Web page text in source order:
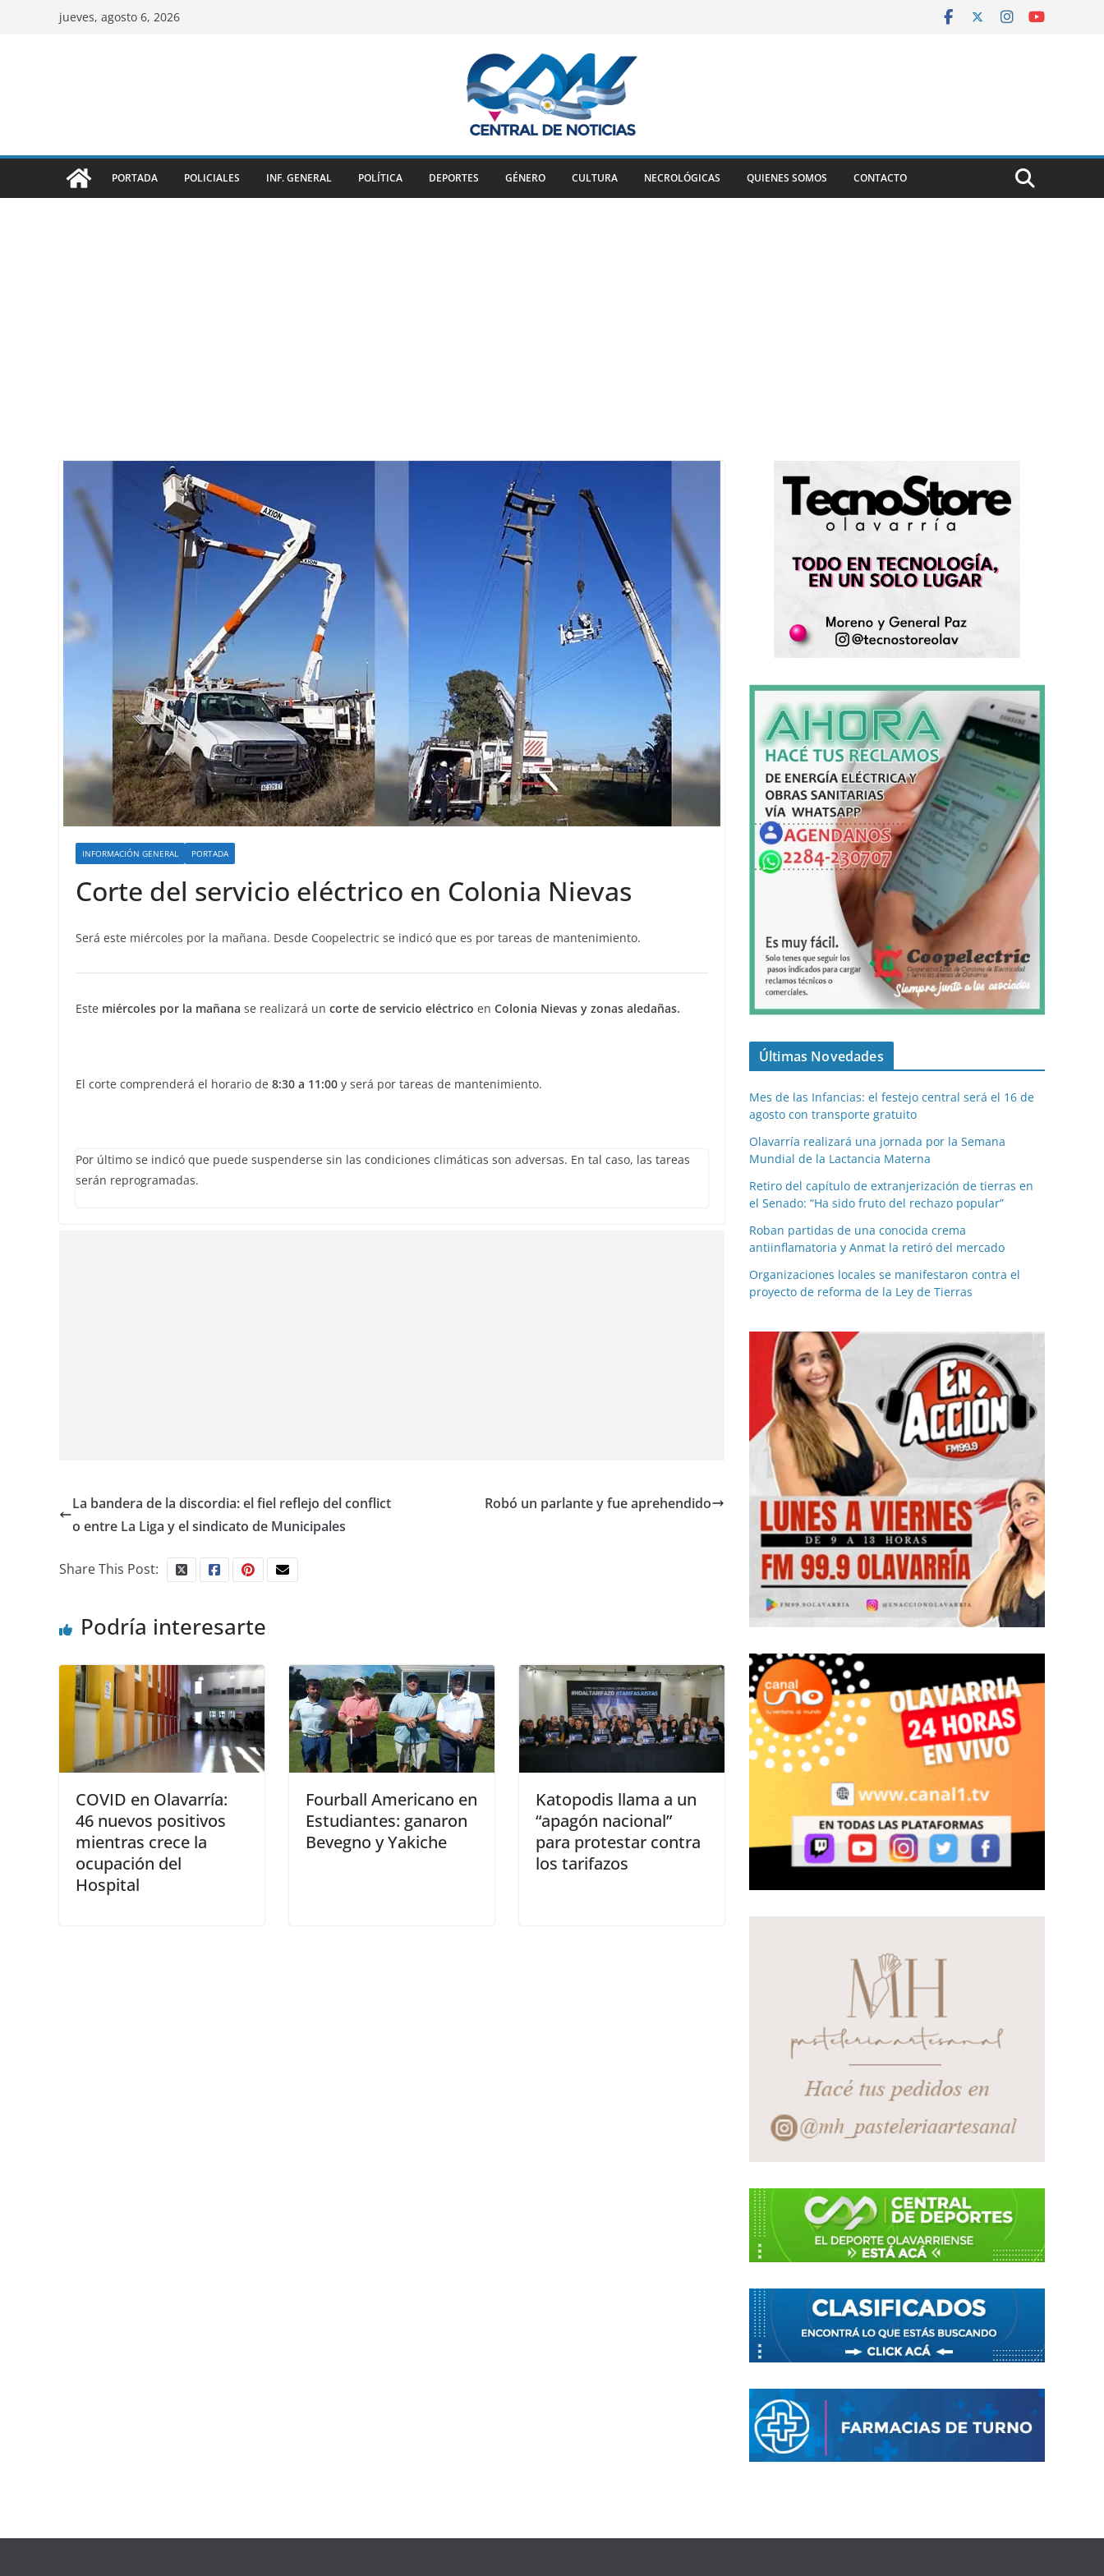
jueves, agosto 6, 2026
PORTADA POLICIALES INF. GENERAL POLÍTICA DEPORTES GÉNERO CULTURA NECROLÓGICAS QUIENES SOMOS CONTACTO
INFORMACIÓN GENERAL PORTADA
Corte del servicio eléctrico en Colonia Nievas
Será este miércoles por la mañana. Desde Coopelectric se indicó que es por tareas de mantenimiento.
Este miércoles por la mañana se realizará un corte de servicio eléctrico en Colonia Nievas y zonas aledañas.
El corte comprenderá el horario de 8:30 a 11:00 y será por tareas de mantenimiento.
Por último se indicó que puede suspenderse sin las condiciones climáticas son adversas. En tal caso, las tareas
serán reprogramadas.
La bandera de la discordia: el fiel reflejo del conflict
o entre La Liga y el sindicato de Municipales
Robó un parlante y fue aprehendido
Share This Post:
Podría interesarte
COVID en Olavarría:
46 nuevos positivos
mientras crece la
ocupación del
Hospital
Fourball Americano en
Estudiantes: ganaron
Bevegno y Yakiche
Katopodis llama a un
“apagón nacional”
para protestar contra
los tarifazos
Últimas Novedades
Mes de las Infancias: el festejo central será el 16 de
agosto con transporte gratuito
Olavarría realizará una jornada por la Semana
Mundial de la Lactancia Materna
Retiro del capítulo de extranjerización de tierras en
el Senado: “Ha sido fruto del rechazo popular”
Roban partidas de una conocida crema
antiinflamatoria y Anmat la retiró del mercado
Organizaciones locales se manifestaron contra el
proyecto de reforma de la Ley de Tierras